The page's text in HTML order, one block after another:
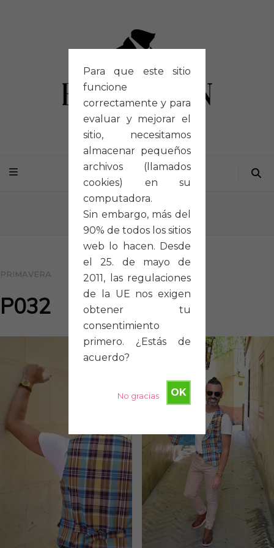
Para que este sitio
funcione
correctamente y para
evaluar y mejorar el
sitio, necesitamos
almacenar pequeños
archivos (llamados
cookies) en su
computadora.
Sin embargo, más del
90% de todos los sitios
web lo hacen. Desde
el 25. de mayo de
2011, las regulaciones
de la UE nos exigen
obtener tu
consentimiento
primero. ¿Estás de
acuerdo?
OK
No gracias
Inicio / Portfolios/P032
PRIMAVERA
P032